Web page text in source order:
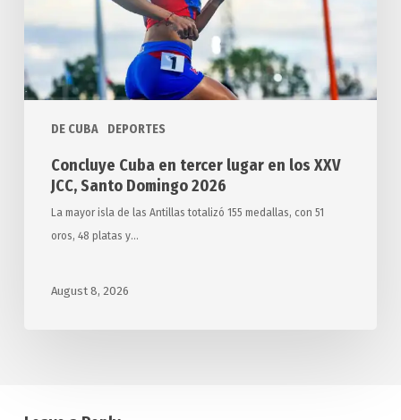
DE CUBA DEPORTES
JCC,
Santo
Concluye Cuba en tercer lugar en los XXV
JCC, Santo Domingo 2026
La mayor isla de las Antillas totalizó 155 medallas, con 51
oros, 48 platas y…
August 8, 2026